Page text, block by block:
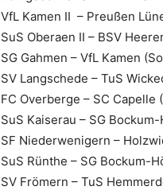
VfL Kamen II – Preußen
SuS Oberaen II – BSV
SG Gahmen – VfL Kamen
SV Langschede – TuS
FC Overberge – SC Capelle
SuS Kaiserau – SG
SF Niederwenigern –
SuS Rünthe – SG Bockum-
SV Frömern – TuS